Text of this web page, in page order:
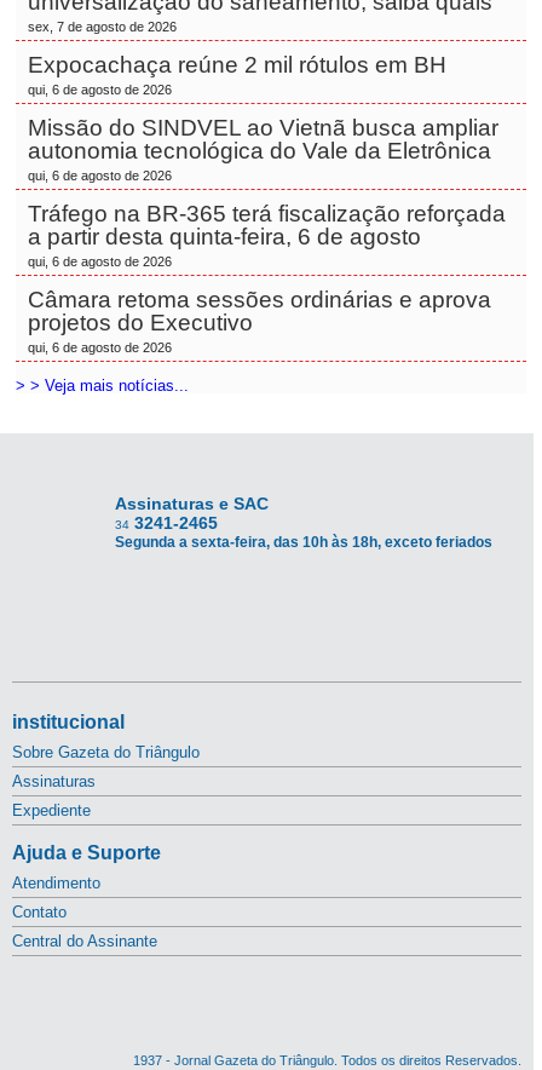
sex, 7 de agosto de 2026
Expocachaça reúne 2 mil rótulos em BH
qui, 6 de agosto de 2026
Missão do SINDVEL ao Vietnã busca ampliar
autonomia tecnológica do Vale da Eletrônica
qui, 6 de agosto de 2026
Tráfego na BR-365 terá fiscalização reforçada
a partir desta quinta-feira, 6 de agosto
qui, 6 de agosto de 2026
Câmara retoma sessões ordinárias e aprova
projetos do Executivo
qui, 6 de agosto de 2026
> > Veja mais notícias...
Assinaturas e SAC
34 3241-2465
Segunda a sexta-feira, das 10h às 18h, exceto feriados
institucional
Sobre Gazeta do Triângulo
Assinaturas
Expediente
Ajuda e Suporte
Atendimento
Contato
Central do Assinante
1937 - Jornal Gazeta do Triângulo. Todos os direitos Reservados.